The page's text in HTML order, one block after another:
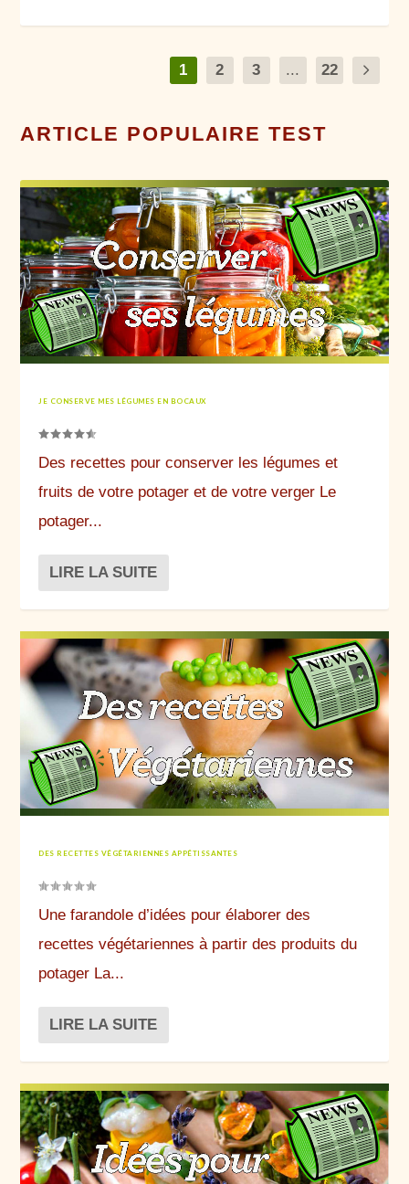
1 2 3 ... 22
ARTICLE POPULAIRE TEST
JE CONSERVE MES LÉGUMES EN BOCAUX
Des recettes pour conserver les légumes et
fruits de votre potager et de votre verger Le
potager...
LIRE LA SUITE
DES RECETTES VÉGÉTARIENNES APPÉTISSANTES
Une farandole d’idées pour élaborer des
recettes végétariennes à partir des produits du
potager La...
LIRE LA SUITE